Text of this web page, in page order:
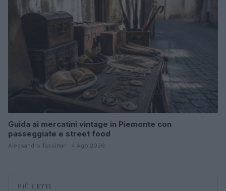
Guida ai mercatini vintage in Piemonte con
passeggiate e street food
Alessandro Tassinari · 4 Ago 2026
PIÙ LETTI